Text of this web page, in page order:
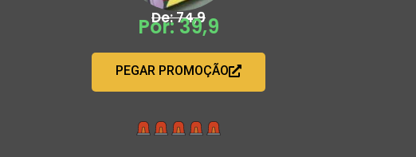
De: 74,9
Por: 39,9
PEGAR PROMOÇÃO